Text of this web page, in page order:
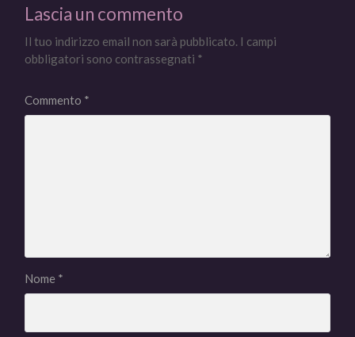
Lascia un commento
Il tuo indirizzo email non sarà pubblicato. I campi
obbligatori sono contrassegnati *
Commento *
Nome *